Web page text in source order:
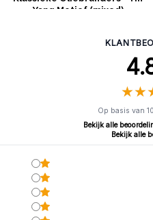
Yang Motief (mixed)
★★
★★
Op basis van
Bekijk alle
Bekijk alle